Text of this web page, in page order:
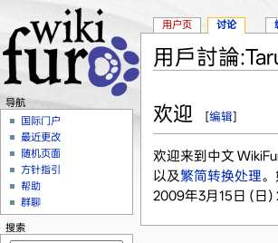
用戶討論
欢迎 [编辑]
欢迎来到中文
以及繁简转换处理
2009年3月15日 (日)
用户页 讨论
导航
国际门户
最近更改
随机页面
方针指引
帮助
群聊
搜索